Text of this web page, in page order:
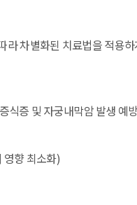
라 차별화된 치료법을 적용
식증 및 자궁내막암 발생 예
영향 최소화)